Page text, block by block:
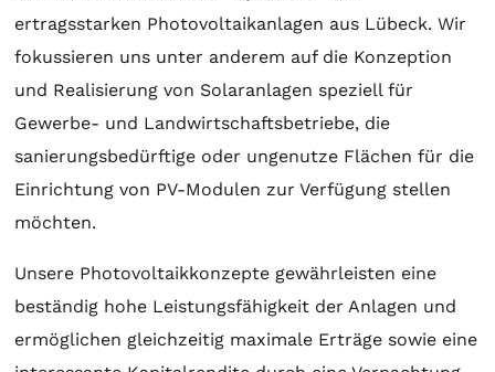
ertragsstarken Photovoltaikanlagen aus Lübeck. Wir
fokussieren uns unter anderem auf die Konzeption
und Realisierung von Solaranlagen speziell für
Gewerbe- und Landwirtschaftsbetriebe, die
sanierungsbedürftige oder ungenutze Flächen für die
Einrichtung von PV-Modulen zur Verfügung stellen
möchten.
Unsere Photovoltaikkonzepte gewährleisten eine
beständig hohe Leistungsfähigkeit der Anlagen und
ermöglichen gleichzeitig maximale Erträge sowie eine